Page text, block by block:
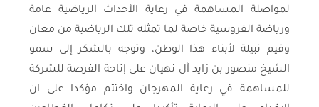
لمواصلة المساهمة في رعاية الأحداث الرياضية عامة
ورياضة الفروسية خاصة لما تمثله تلك الرياضية من معان
وقيم نبيلة لأبناء هذا الوطن، وتوجه بالشكر إلى سمو
الشيخ منصور بن زايد آل نهيان على إتاحة الفرصة للشركة
للمساهمة في رعاية المهرجان واختتم مؤكدا على ان